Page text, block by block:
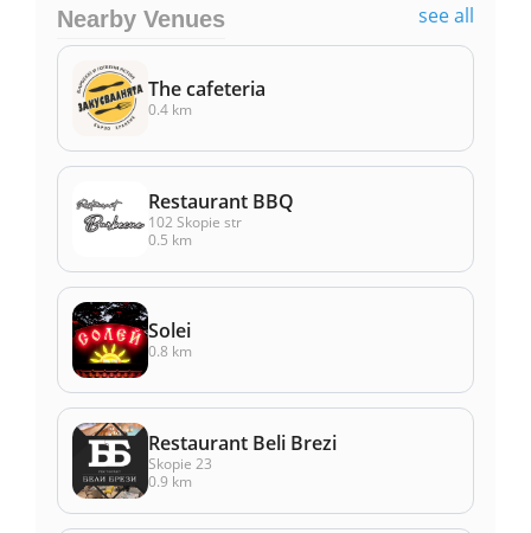
Nearby Venues see all
The cafeteria
0.4 km
Restaurant BBQ
102 Skopie str
0.5 km
Solei
0.8 km
Restaurant Beli Brezi
Skopie 23
0.9 km